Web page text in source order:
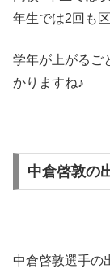
年生では2回も
学年が上がるご
かりますね♪
中倉啓敦の
中倉啓敦選手の